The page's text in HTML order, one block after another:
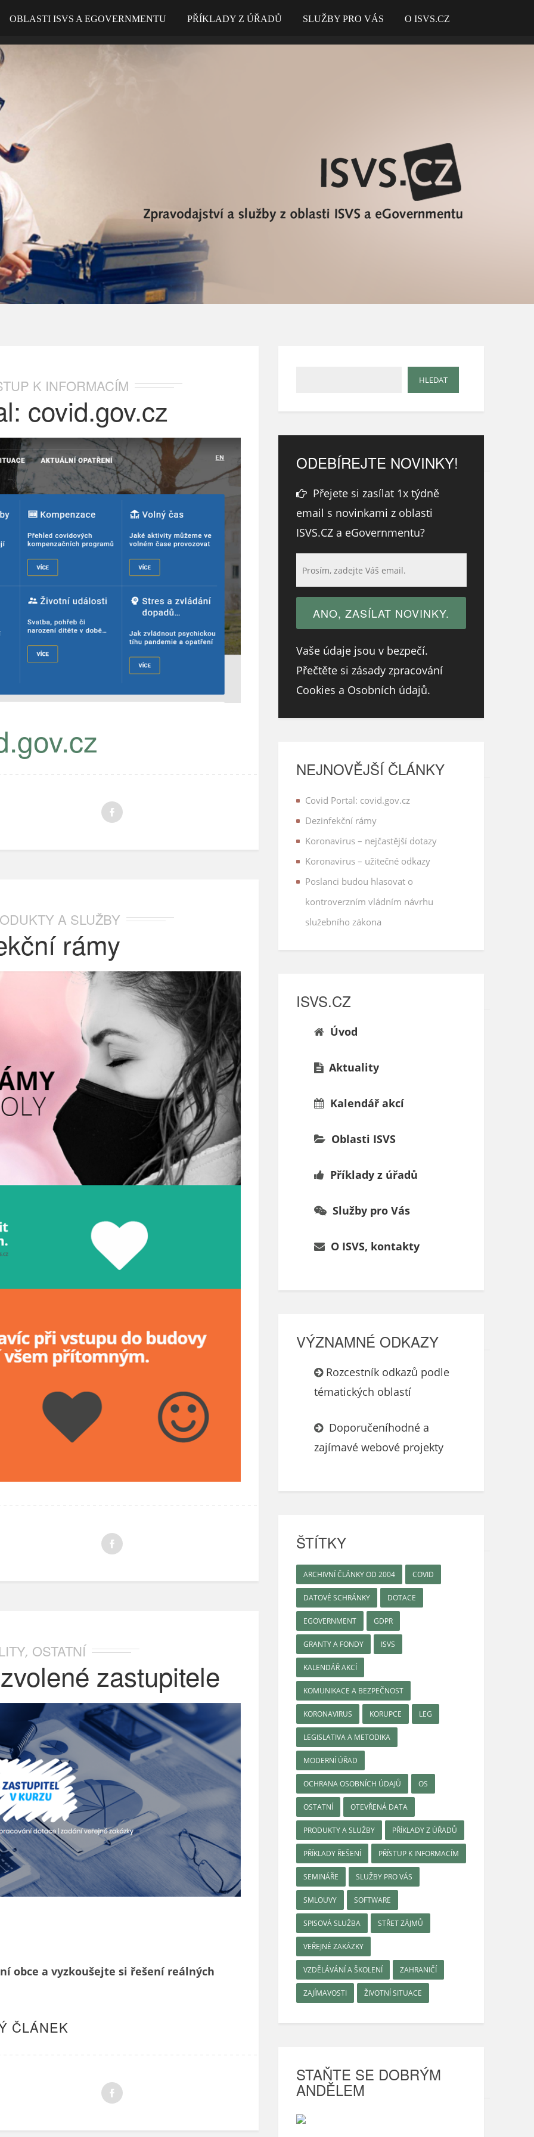
OBLASTI ISVS A EGOVERNMENTU PŘÍKLADY Z ÚŘADŮ SLUŽBY PRO VÁS O ISVS.CZ
K INFORMACÍM
covid.gov.cz
A SLUŽBY
rámy
, OSTATNÍ
zastupitele
obce a vyzkoušejte si řešení reálných
ČLÁNEK
ODEBÍREJTE NOVINKY!
Přejete si zasílat 1x týdně
email s novinkami z oblasti
ISVS.CZ a eGovernmentu?
Vaše údaje jsou v bezpečí.
Přečtěte si zásady zpracování
Cookies a Osobních údajů.
NEJNOVĚJŠÍ ČLÁNKY
Covid Portal: covid.gov.cz
Dezinfekční rámy
Koronavirus – nejčastější dotazy
Koronavirus – užitečné odkazy
Poslanci budou hlasovat o
kontroverzním vládním návrhu
služebního zákona
ISVS.CZ
Úvod
Aktuality
Kalendář akcí
Oblasti ISVS
Příklady z úřadů
Služby pro Vás
O ISVS, kontakty
VÝZNAMNÉ ODKAZY
Rozcestník odkazů podle
tématických oblastí
Doporučeníhodné a
zajímavé webové projekty
ŠTÍTKY
ARCHIVNÍ ČLÁNKY OD 2004 COVID
DATOVÉ SCHRÁNKY DOTACE
EGOVERNMENT GDPR
GRANTY A FONDY ISVS
KALENDÁŘ AKCÍ
KOMUNIKACE A BEZPEČNOST
KORONAVIRUS KORUPCE LEG
LEGISLATIVA A METODIKA
MODERNÍ ÚŘAD
OCHRANA OSOBNÍCH ÚDAJŮ OS
OSTATNÍ OTEVŘENÁ DATA
PRODUKTY A SLUŽBY PŘÍKLADY Z ÚŘADŮ
PŘÍKLADY ŘEŠENÍ PŘÍSTUP K INFORMACÍM
SEMINÁŘE SLUŽBY PRO VÁS
SMLOUVY SOFTWARE
SPISOVÁ SLUŽBA STŘET ZÁJMŮ
VEŘEJNÉ ZAKÁZKY
VZDĚLÁVÁNÍ A ŠKOLENÍ ZAHRANIČÍ
ZAJÍMAVOSTI ŽIVOTNÍ SITUACE
STAŇTE SE DOBRÝM
ANDĚLEM